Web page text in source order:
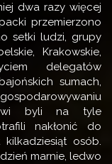
dwa razy więcej
przemierzono
setki ludzi, grupy
Krakowskie,
delegatów
sumach,
byli na tyle
nakłonić do
osób.
marnie, ledwo